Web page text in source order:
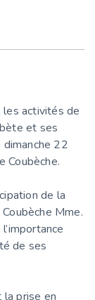
les activités de
et ses
22
Coubèche.
de la
Mme.
de ses
prise en